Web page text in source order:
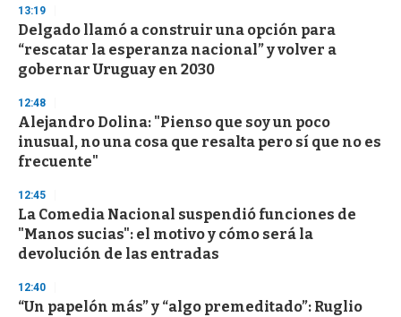
s
e
c
o
n
d
13:19
Delgado llamó a construir una opción para
“rescatar la esperanza nacional” y volver a
gobernar Uruguay en 2030
12:48
Alejandro Dolina: "Pienso que soy un poco
inusual, no una cosa que resalta pero sí que no es
frecuente"
12:45
La Comedia Nacional suspendió funciones de
"Manos sucias": el motivo y cómo será la
devolución de las entradas
12:40
“Un papelón más” y “algo premeditado”: Ruglio